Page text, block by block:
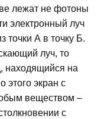
лежат не фотоны
электронный луч
точки А в точку Б.
луч, то
находящийся на
этого экран с
веществом –
с